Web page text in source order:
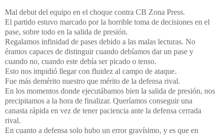
Mal debut del equipo en el choque contra CB Zona Press.
El partido estuvo marcado por la horrible toma de decisiones en el
pase, sobre todo en la salida de presión.
Regalamos infinidad de pases debido a las malas lecturas. No
éramos capaces de distinguir cuando debíamos dar un pase y
cuando no, cuando este debía ser picado o tenso.
Esto nos impidió llegar con fluidez al campo de ataque.
Fue más demérito nuestro que mérito de la defensa rival.
En los momentos donde ejecutábamos bien la salida de presión, nos
precipitamos a la hora de finalizar. Queríamos conseguir una
canasta rápida en vez de tener paciencia ante la defensa cerrada
rival.
En cuanto a defensa solo hubo un error gravísimo, y es que en